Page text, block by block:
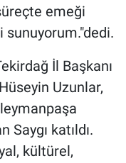
emeği
İl Başkanı
Uzunlar,
Saygı katıldı.
kültürel,